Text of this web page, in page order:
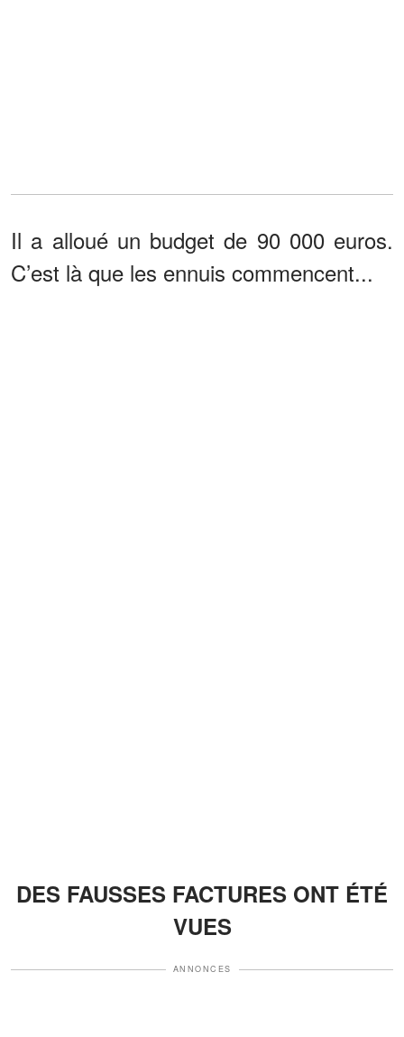
Il a alloué un budget de 90 000 euros.
C’est là que les ennuis commencent...
DES FAUSSES FACTURES ONT ÉTÉ
VUES
ANNONCES